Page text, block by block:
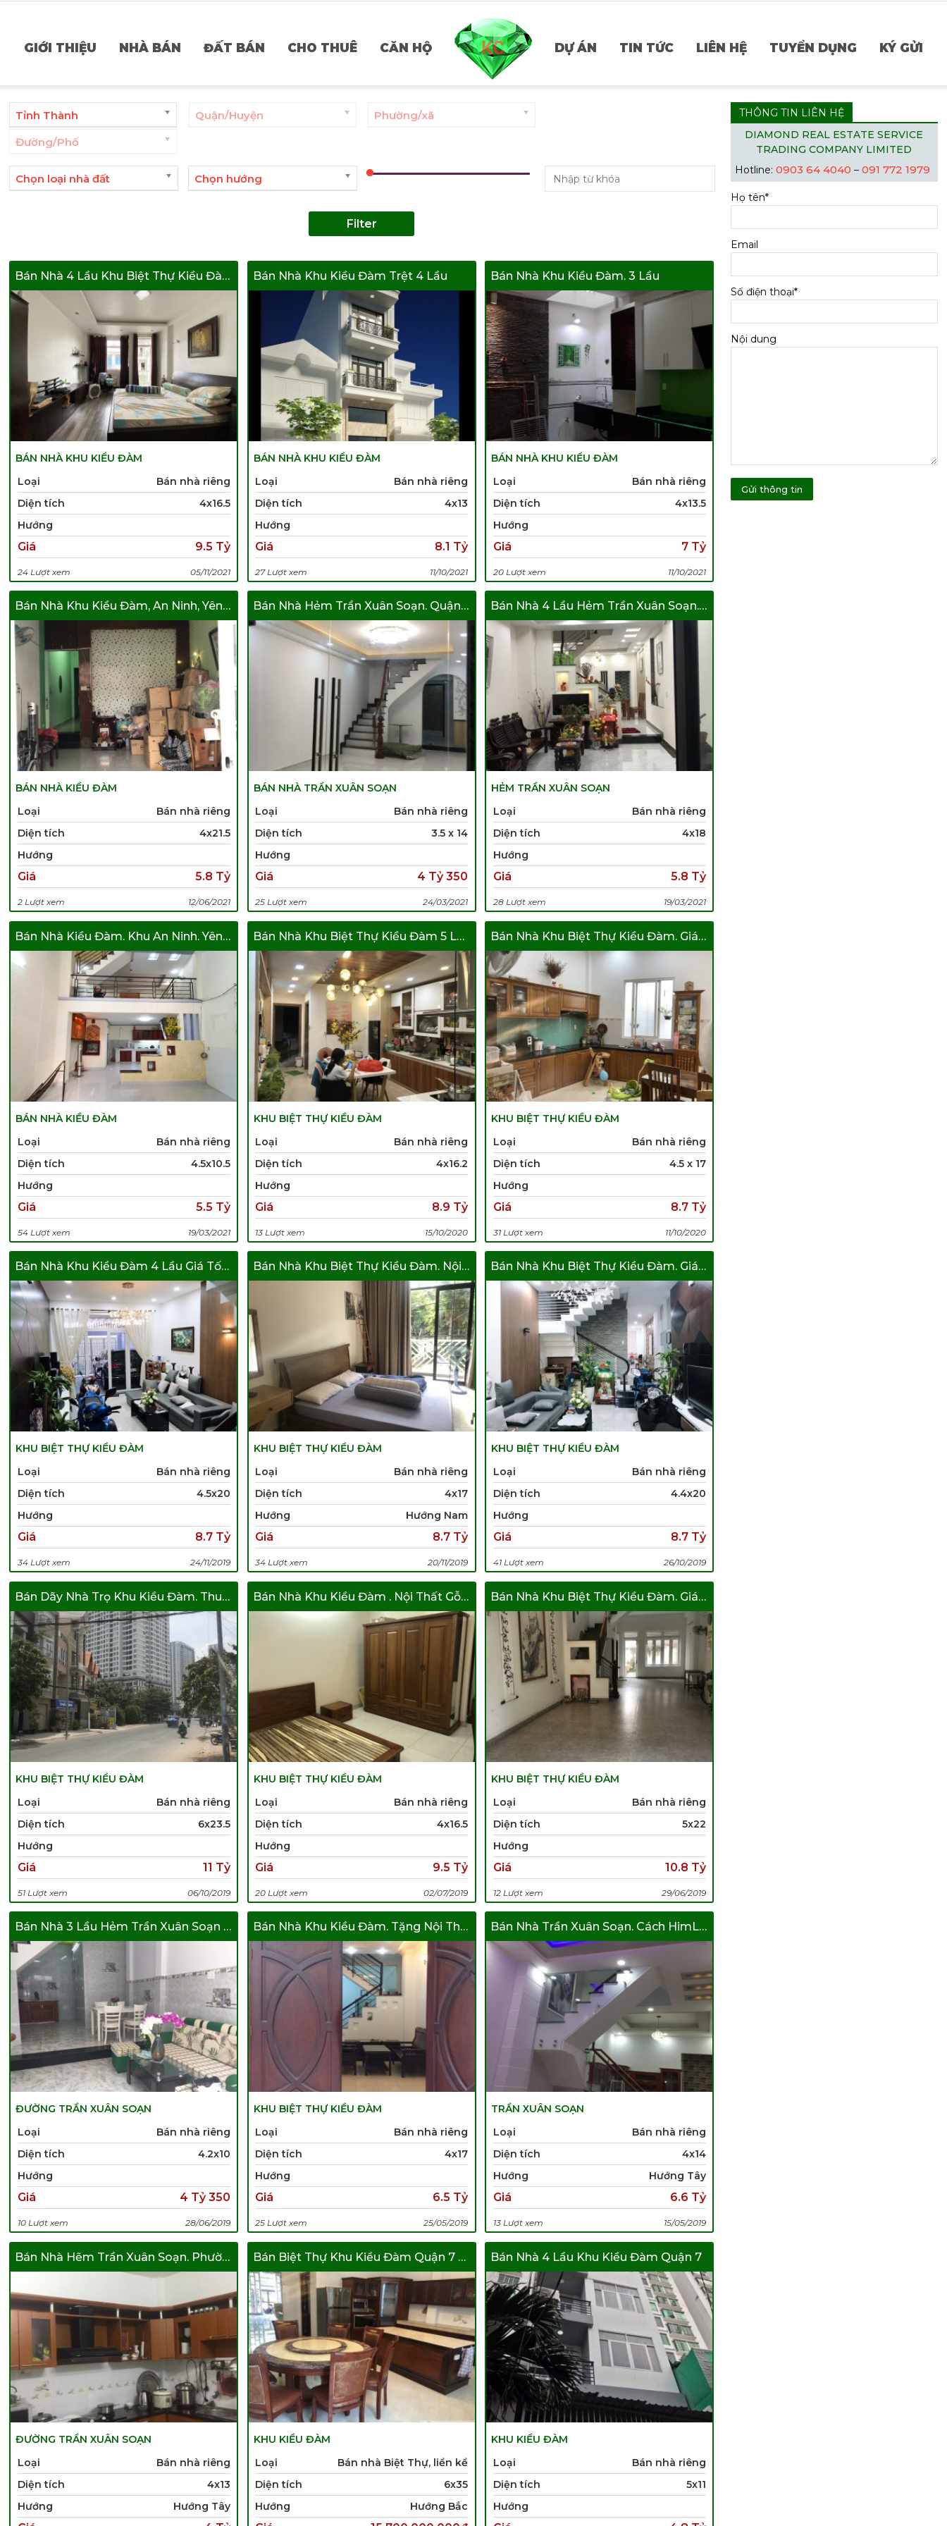
GIỚI THIỆU NHÀ BÁN ĐẤT BÁN CHO THUÊ CĂN HỘ DỰ ÁN TIN TỨC LIÊN HỆ TUYỂN DỤNG KÝ GỬI
Tỉnh Thành Quận/Huyện
Phường/xã
Đường/Phố
Chọn loại nhà đất Chọn hướng
Filter
Bán Nhà 4 Lầu Khu Biệt Thự Kiều Đàm
BÁN NHÀ KHU KIỀU ĐÀM
Loại
Bán nhà riêng
Diện tích
4x16.5
Hướng
Giá 9.5 Tỷ
24 Lượt xem 05/11/2021
Bán Nhà Khu Kiều Đàm Trệt 4 Lầu
BÁN NHÀ KHU KIỀU ĐÀM
Loại
Bán nhà riêng
Diện tích
4x13
Hướng
Giá 8.1 Tỷ
27 Lượt xem 11/10/2021
Bán Nhà Khu Kiều Đàm. 3 Lầu
BÁN NHÀ KHU KIỀU ĐÀM
Loại
Bán nhà riêng
Diện tích
4x13.5
Hướng
Giá 7 Tỷ
20 Lượt xem 11/10/2021
Bán Nhà Khu Kiều Đàm, An Ninh, Yên Tỉnh
BÁN NHÀ KIỀU ĐÀM
Loại
Bán nhà riêng
Diện tích
4x21.5
Hướng
Giá 5.8 Tỷ
2 Lượt xem 12/06/2021
Bán Nhà Hẻm Trần Xuân Soạn. Quận 7
BÁN NHÀ TRẦN XUÂN SOẠN
Loại
Bán nhà riêng
Diện tích
3.5 x 14
Hướng
Giá 4 Tỷ 350
25 Lượt xem 24/03/2021
Bán Nhà 4 Lầu Hẻm Trần Xuân Soạn. Giá Rẽ
HẺM TRẦN XUÂN SOẠN
Loại
Bán nhà riêng
Diện tích
4x18
Hướng
Giá 5.8 Tỷ
28 Lượt xem 19/03/2021
Bán Nhà Kiều Đàm. Khu An Ninh. Yên Tỉnh
BÁN NHÀ KIỀU ĐÀM
Loại
Bán nhà riêng
Diện tích
4.5x10.5
Hướng
Giá 5.5 Tỷ
54 Lượt xem 19/03/2021
Bán Nhà Khu Biệt Thự Kiều Đàm 5 Lầu
KHU BIỆT THỰ KIỀU ĐÀM
Loại
Bán nhà riêng
Diện tích
4x16.2
Hướng
Giá 8.9 Tỷ
13 Lượt xem 15/10/2020
Bán Nhà Khu Biệt Thự Kiều Đàm. Giá Tốt
KHU BIỆT THỰ KIỀU ĐÀM
Loại
Bán nhà riêng
Diện tích
4.5 x 17
Hướng
Giá 8.7 Tỷ
31 Lượt xem 11/10/2020
Bán Nhà Khu Kiều Đàm 4 Lầu Giá Tốt Nhất
KHU BIỆT THỰ KIỀU ĐÀM
Loại
Bán nhà riêng
Diện tích
4.5x20
Hướng
Giá 8.7 Tỷ
34 Lượt xem 24/11/2019
Bán Nhà Khu Biệt Thự Kiều Đàm. Nội Thất Cao Cấp
KHU BIỆT THỰ KIỀU ĐÀM
Loại
Bán nhà riêng
Diện tích
4x17
Hướng
Hướng Nam
Giá 8.7 Tỷ
34 Lượt xem 20/11/2019
Bán Nhà Khu Biệt Thự Kiều Đàm. Giá Rẽ
KHU BIỆT THỰ KIỀU ĐÀM
Loại
Bán nhà riêng
Diện tích
4.4x20
Hướng
Giá 8.7 Tỷ
41 Lượt xem 26/10/2019
Bán Dãy Nhà Trọ Khu Kiều Đàm. Thu Nhập Cao.
KHU BIỆT THỰ KIỀU ĐÀM
Loại
Bán nhà riêng
Diện tích
6x23.5
Hướng
Giá 11 Tỷ
51 Lượt xem 06/10/2019
Bán Nhà Khu Kiều Đàm . Nội Thất Gỗ Căm Xe
KHU BIỆT THỰ KIỀU ĐÀM
Loại
Bán nhà riêng
Diện tích
4x16.5
Hướng
Giá 9.5 Tỷ
20 Lượt xem 02/07/2019
Bán Nhà Khu Biệt Thự Kiều Đàm. Giá Tốt
KHU BIỆT THỰ KIỀU ĐÀM
Loại
Bán nhà riêng
Diện tích
5x22
Hướng
Giá 10.8 Tỷ
12 Lượt xem 29/06/2019
Bán Nhà 3 Lầu Hẻm Trần Xuân Soạn Quận 7
ĐƯỜNG TRẦN XUÂN SOẠN
Loại
Bán nhà riêng
Diện tích
4.2x10
Hướng
Giá 4 Tỷ 350
10 Lượt xem 28/06/2019
Bán Nhà Khu Kiều Đàm. Tặng Nội Thất
KHU BIỆT THỰ KIỀU ĐÀM
Loại
Bán nhà riêng
Diện tích
4x17
Hướng
Giá 6.5 Tỷ
25 Lượt xem 25/05/2019
Bán Nhà Trần Xuân Soạn. Cách HimLam 50m
TRẦN XUÂN SOẠN
Loại
Bán nhà riêng
Diện tích
4x14
Hướng
Hướng Tây
Giá 6.6 Tỷ
13 Lượt xem 15/05/2019
Bán Nhà Hẽm Trần Xuân Soạn. Phường Tân Hưng. Quận 7
ĐƯỜNG TRẦN XUÂN SOẠN
Loại
Bán nhà riêng
Diện tích
4x13
Hướng
Hướng Tây
Bán Biệt Thự Khu Kiều Đàm Quận 7 Giá Tốt Vị Trí Đẹp
KHU KIỀU ĐÀM
Loại
Bán nhà Biệt Thự, liền kề
Diện tích
6x35
Hướng
Hướng Bắc
Bán Nhà 4 Lầu Khu Kiều Đàm Quận 7
KHU KIỀU ĐÀM
Loại
Bán nhà riêng
Diện tích
5x11
Hướng
THÔNG TIN LIÊN HỆ
DIAMOND REAL ESTATE SERVICE
TRADING COMPANY LIMITED
Hotline:0903 64 4040 –091 772 1979
Họ tên*
Email
Số điện thoại*
Nội dung